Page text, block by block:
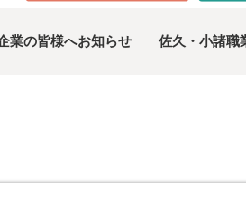
業の皆様へお知らせ 佐久・小諸職